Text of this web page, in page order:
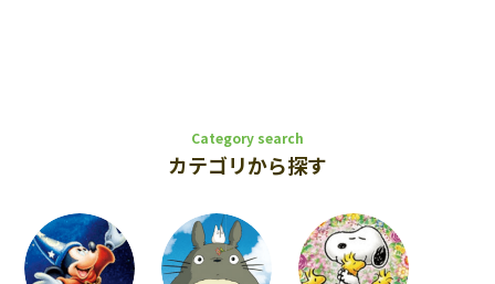
Category search
カテゴリから探す